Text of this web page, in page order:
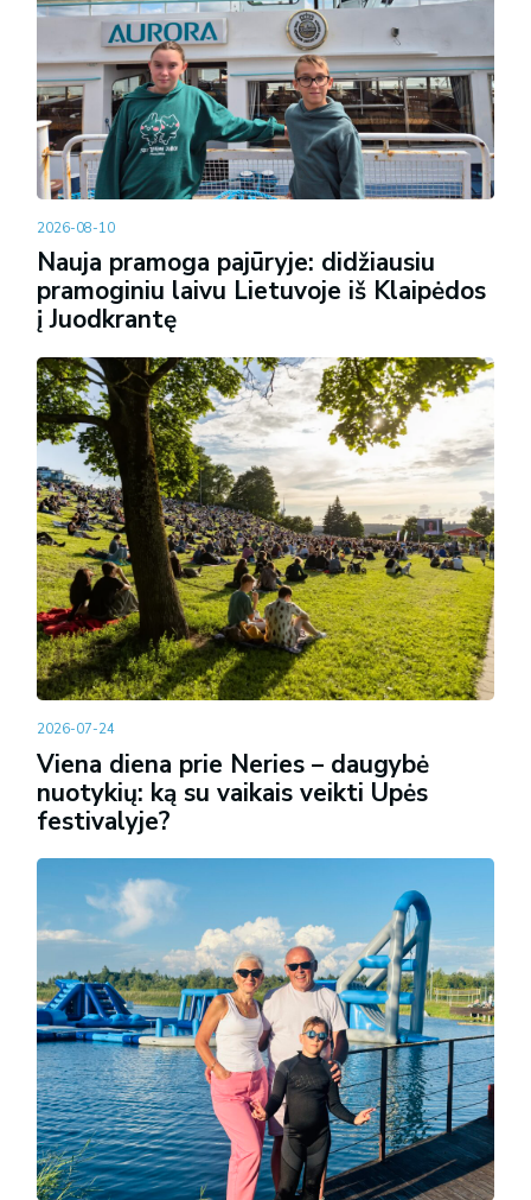
2026-08-10
Nauja pramoga pajūryje: didžiausiu
pramoginiu laivu Lietuvoje iš Klaipėdos
į Juodkrantę
2026-07-24
Viena diena prie Neries – daugybė
nuotykių: ką su vaikais veikti Upės
festivalyje?